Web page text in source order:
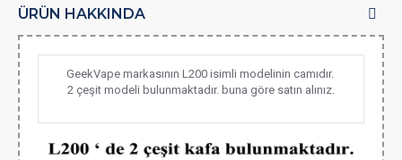
ÜRÜN HAKKINDA
GeekVape markasının L200 isimli modelinin camıdır.
2 çeşit modeli bulunmaktadır. buna göre satın alınız.